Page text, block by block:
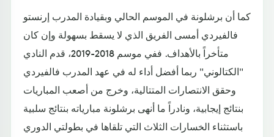
كما أن برشلونة في الموسم الحالي وبقيادة المدرب إرنستو
فالفيردي أمسى الفريق الذي لا يسقط بسهولة وإن كان
متأخراً بالأهداف. ففي موسم 2018-2019، قدم النادي
"الكتالوني" ربما أفضل أداء له في عهد المدرب فالفيردي
وحقق الانتصارات المتتالية، وخرج من أصعب المباريات
بنتائج إيجابية، ونادراً ما أنهى برشلونة مبارياته بنتائج سلبية
باستثناء الخسارات الثلاث التي تلقاها في بطولتي الدوري